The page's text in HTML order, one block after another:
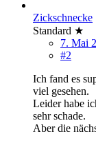
Zickschnecke
Standard ★
7. Mai
#2
Ich fand es
viel gesehen.
Leider habe
sehr schade.
Aber die